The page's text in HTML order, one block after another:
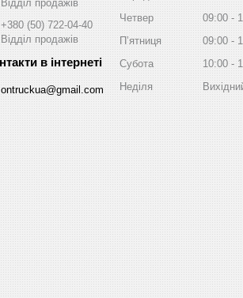
Відділ продажів
+380 (50) 722-04-40
Відділ продажів
ontruckua@gmail.com
Четвер
09:00
Пʼятниця
09:00
Субота
10:00
Неділя